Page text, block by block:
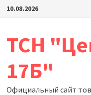
Перейти
10.08.2026
ТСН
17Б"
Официальный сайт